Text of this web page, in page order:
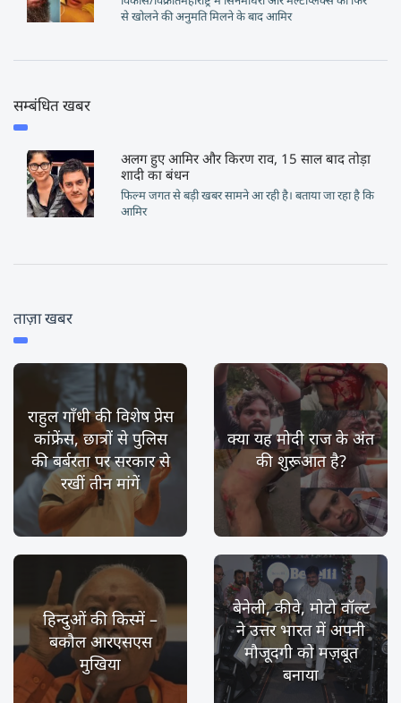
से खोलने की अनुमति मिलने के बाद आमिर
सम्बंधित खबर
अलग हुए आमिर और किरण राव, 15 साल बाद तोड़ा
शादी का बंधन
फिल्म जगत से बड़ी खबर सामने आ रही है। बताया जा रहा है कि
आमिर
ताज़ा खबर
राहुल गाँधी की विशेष प्रेस
कांफ्रेंस, छात्रों से पुलिस
की बर्बरता पर सरकार से
रखीं तीन मांगें
क्या यह मोदी राज के अंत
की शुरूआत है?
हिन्दुओं की किस्में –
बकौल आरएसएस
मुखिया
बेनेली, कीवे, मोटो वॉल्ट
ने उत्तर भारत में अपनी
मौजूदगी को मज़बूत
बनाया